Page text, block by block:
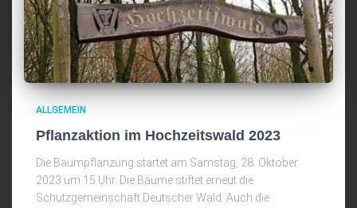
ALLGEMEIN
Pflanzaktion im Hochzeitswald 2023
Die Baumpflanzung startet am Samstag, 28. Oktober
2023 um 15 Uhr. Die Bäume stiftet erneut die
Schutzgemeinschaft Deutscher Wald. Auch die